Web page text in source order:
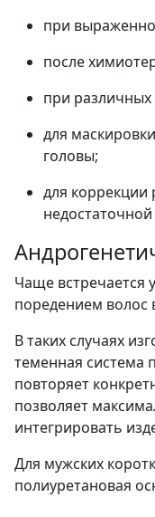
при
после
при
для
головы;
для коррекции
Чаще встречается
поредением волос
В таких случаях
теменная система
повторяет
позволяет
интегрировать
Для мужских
полиуретановая